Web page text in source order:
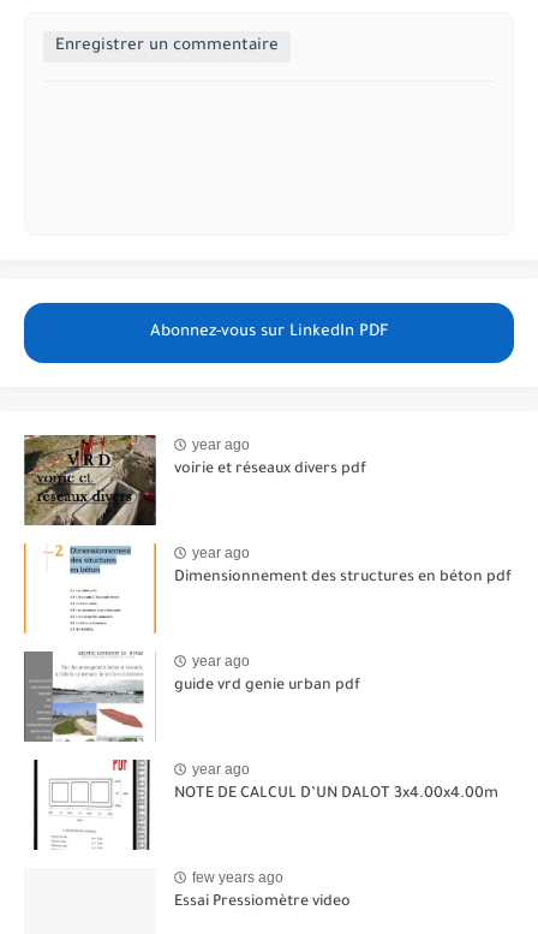
Enregistrer un commentaire
Abonnez-vous sur LinkedIn PDF
year ago
voirie et réseaux divers pdf
year ago
Dimensionnement des structures en béton pdf
year ago
guide vrd genie urban pdf
year ago
NOTE DE CALCUL D’UN DALOT 3x4.00x4.00m
few years ago
Essai Pressiomètre video